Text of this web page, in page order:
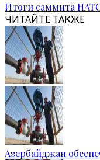
Итоги саммита
ЧИТАЙТЕ ТАКЖЕ
Азербайджан